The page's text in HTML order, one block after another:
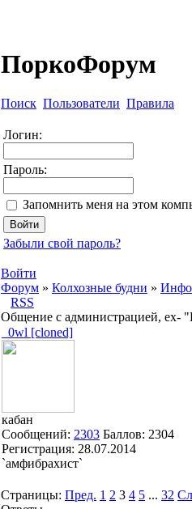
ПоркоФорум
Поиск Пользователи Правила
Логин:
Пароль:
Запомнить меня на этом
Забыли свой пароль?
Войти
Форум » Колхозные будни »
RSS
Общение с администрацией, ex-
_0wl [cloned]
кабан
Сообщений: 2303 Баллов: 2304
Регистрация: 28.07.2014
`амфибрахист`
Страницы: Пред. 1 2 3 4 5 ... 32